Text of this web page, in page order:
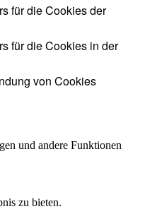
für die Cookies der
für die Cookies in der
von Cookies
und andere Funktionen
zu bieten.